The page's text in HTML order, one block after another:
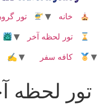
خانه تور
تور لحظه آخر
کافه سفر
✍
تور لحظه